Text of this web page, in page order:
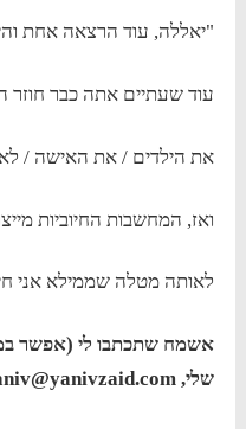
"יאללה, עוד הרצאה אחת
עוד שעתיים אתה כבר
את הילדים / את האישה /
ואז, המחשבות החיוביות
לאותה מטלה שממילא אני
אשמח שתכתבו לי (אפשר
שלי, yaniv@yanivzaid.com) –